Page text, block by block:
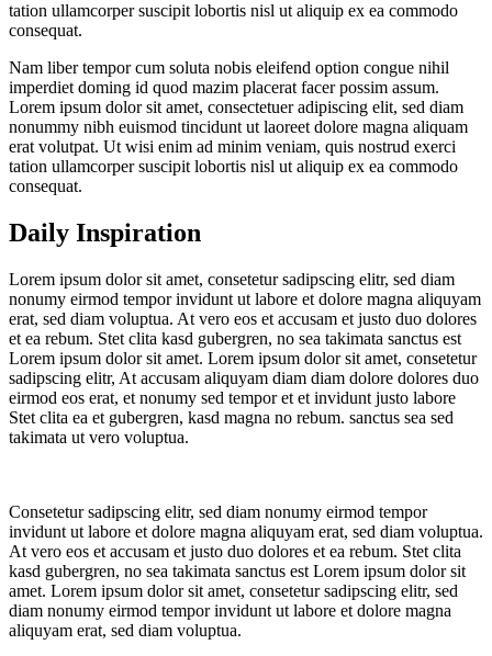
tation ullamcorper suscipit lobortis nisl ut aliquip ex ea commodo
consequat.
Nam liber tempor cum soluta nobis eleifend option congue nihil
imperdiet doming id quod mazim placerat facer possim assum.
Lorem ipsum dolor sit amet, consectetuer adipiscing elit, sed diam
nonummy nibh euismod tincidunt ut laoreet dolore magna aliquam
erat volutpat. Ut wisi enim ad minim veniam, quis nostrud exerci
tation ullamcorper suscipit lobortis nisl ut aliquip ex ea commodo
consequat.
Daily Inspiration
Lorem ipsum dolor sit amet, consetetur sadipscing elitr, sed diam
nonumy eirmod tempor invidunt ut labore et dolore magna aliquyam
erat, sed diam voluptua. At vero eos et accusam et justo duo dolores
et ea rebum. Stet clita kasd gubergren, no sea takimata sanctus est
Lorem ipsum dolor sit amet. Lorem ipsum dolor sit amet, consetetur
sadipscing elitr, At accusam aliquyam diam diam dolore dolores duo
eirmod eos erat, et nonumy sed tempor et et invidunt justo labore
Stet clita ea et gubergren, kasd magna no rebum. sanctus sea sed
takimata ut vero voluptua.
Consetetur sadipscing elitr, sed diam nonumy eirmod tempor
invidunt ut labore et dolore magna aliquyam erat, sed diam voluptua.
At vero eos et accusam et justo duo dolores et ea rebum. Stet clita
kasd gubergren, no sea takimata sanctus est Lorem ipsum dolor sit
amet. Lorem ipsum dolor sit amet, consetetur sadipscing elitr, sed
diam nonumy eirmod tempor invidunt ut labore et dolore magna
aliquyam erat, sed diam voluptua.